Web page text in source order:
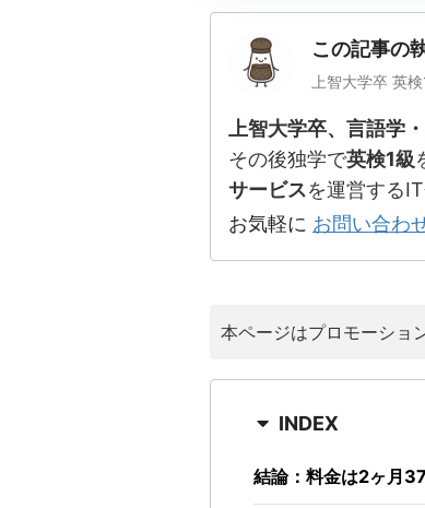
この記事の
上智大学卒 英
上智大学卒、言語学
その後独学で英検1級
サービスを運営する
お気軽に お問い合わ
本ページはプロモーショ
INDEX
結論：料金は2ヶ月